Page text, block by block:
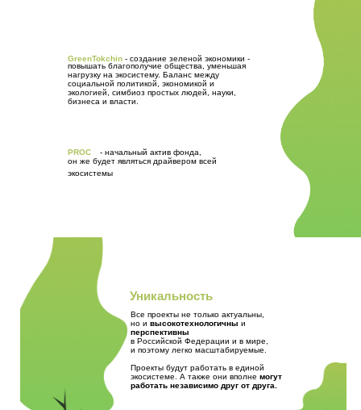
GreenTokchin
PROC -
- создание зеленой экономики -
он же будет являться драйвером всей
экосистемы
начальный актив фонда,
повышать благополучие общества, уменьшая
нагрузку на экосистему. Баланс между
социальной политикой, экономикой и
экологией, симбиоз простых людей, науки,
бизнеса и власти.
Уникальность
Все проекты не только актуальны,
но и высокотехнологичны и
перспективны
в Российской Федерации и в мире,
и поэтому легко масштабируемые.
Проекты будут работать в единой
экосистеме. А также они вполне могут
работать независимо друг от друга.